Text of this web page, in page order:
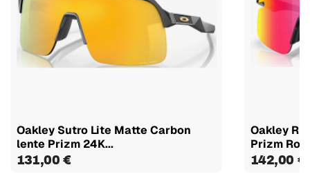
Oakley Sutro Lite Matte Carbon
lente Prizm 24K...
131,00 €
Oakley
Prizm
142,00 €